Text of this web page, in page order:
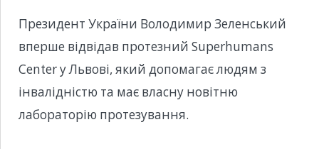
Президент України Володимир Зеленський
вперше відвідав протезний Superhumans
Center у Львові, який допомагає людям з
інвалідністю та має власну новітню
лабораторію протезування.